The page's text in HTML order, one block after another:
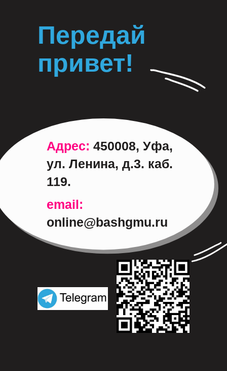
Передай
привет!
email:
online@bashgmu.ru
Адрес: 450008, Уфа,
ул. Ленина, д.3. каб.
119.